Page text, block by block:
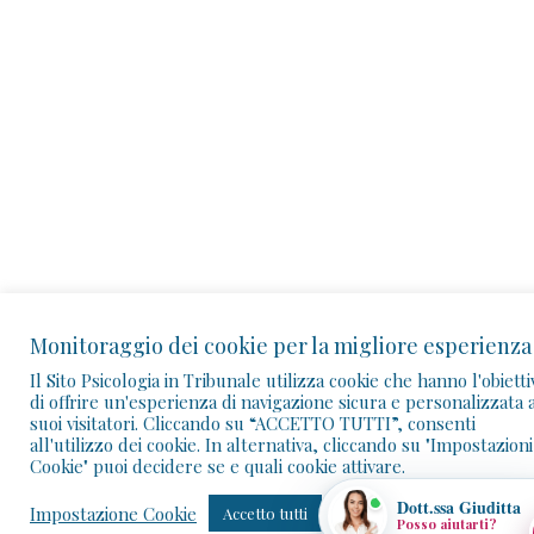
Monitoraggio dei cookie per la migliore esperienza
Il Sito Psicologia in Tribunale utilizza cookie che hanno
di offrire un'esperienza di navigazione sicura e personalizzata
suoi visitatori. Cliccando su “ACCETTO TUTTI”, consenti
all'utilizzo dei cookie. In alternativa, cliccando su "Impostazioni
Cookie" puoi decidere se e quali cookie attivare.
Impostazione Cookie
Accetto tutti Dott.ssa Giuditta
Posso aiutarti?
📰 Articoli ✉️ Assistenza